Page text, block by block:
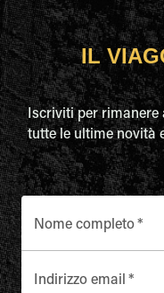
IL
Iscriviti per rimanere
tutte le ultime novità
Nome completo*
Indirizzo email *